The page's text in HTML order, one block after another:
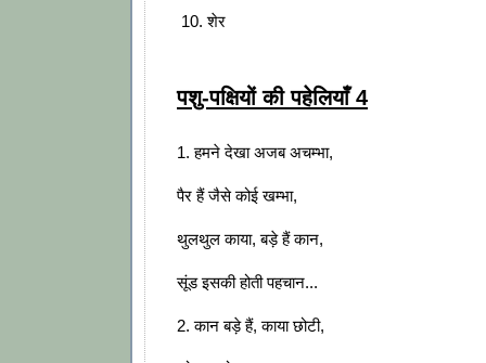
10. शेर
पशु-पक्षियों की पहेलियाँ 4
1. हमने देखा अजब अचम्भा,
पैर हैं जैसे कोई खम्भा,
थुलथुल काया, बड़े हैं कान,
सूंड इसकी होती पहचान...
2. कान बड़े हैं, काया छोटी,